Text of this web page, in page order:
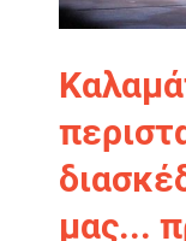
μας...